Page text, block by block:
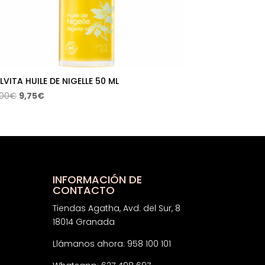
HUILE DE NIGELLE 50 ML
€ El
era:
9,75€El
es:
INFORMACIÓN DE
CONTACTO
Tiendas Agatha, Avd. del Sur, 8
18014 Granada
Llámanos ahora: 958 100 101